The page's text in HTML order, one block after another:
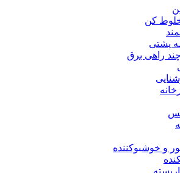
کن
پشتی
راهی برق
و خوشبوکننده